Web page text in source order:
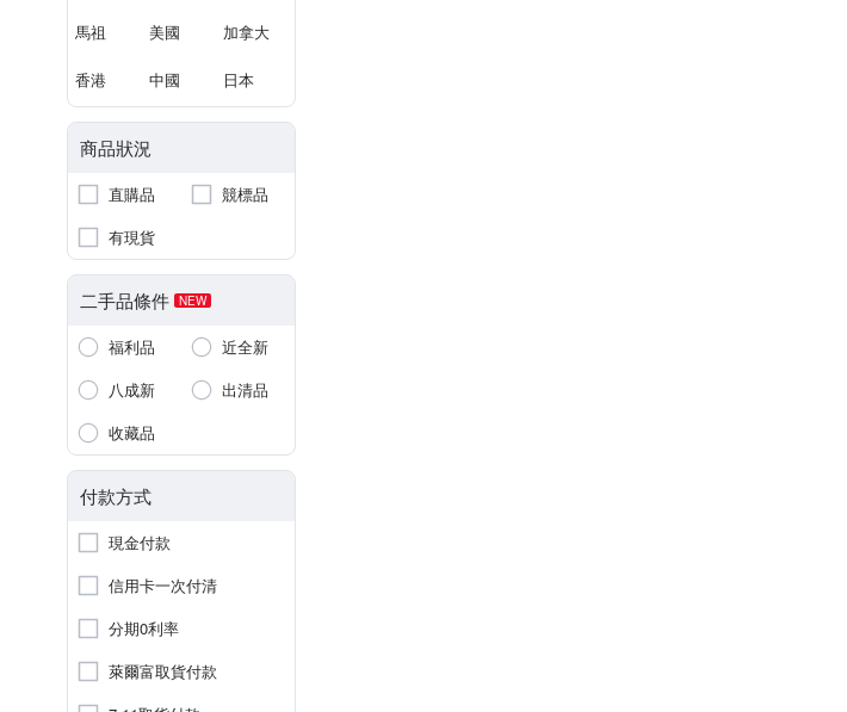
馬祖 美國 加拿大
香港 中國 日本
商品狀況
直購品
競標品
有現貨
二手品條件 NEW
福利品
近全新
八成新
出清品
收藏品
付款方式
現金付款
信用卡一次付清
分期0利率
萊爾富取貨付款